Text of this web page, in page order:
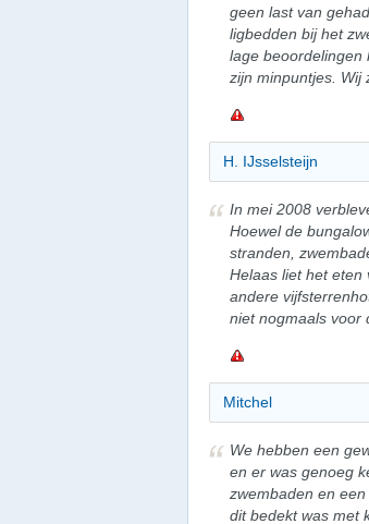
geen last van
ligbedden bij het
lage beoordelingen
zijn minpuntjes. Wij
H. IJsselsteijn
In mei 2008
Hoewel de
stranden,
Helaas liet het eten
andere
niet nogmaals voor
Mitchel
We hebben een
en er was genoeg
zwembaden en
dit bedekt was met